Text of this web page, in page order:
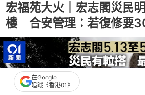
宏福苑大火｜宏志閣災民
樓 合安管理：若復修要
在Google
追蹤《香港01》